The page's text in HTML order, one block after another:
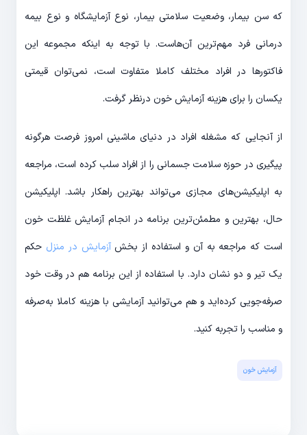
که سن بیمار، وضعیت سلامتی بیمار، نوع آزمایشگاه و نوع بیمه
درمانی فرد مهم‌ترین آن‌هاست. با توجه به اینکه مجموعه این
فاکتورها در افراد مختلف کاملا متفاوت است، نمی‌توان قیمتی
یکسان را برای هزینه آزمایش خون درنظر گرفت.
از آنجایی که مشغله افراد در دنیای ماشینی امروز فرصت هرگونه
پیگیری در حوزه سلامت جسمانی را از افراد سلب کرده است، مراجعه
به اپلیکیشن‌های مجازی می‌تواند بهترین راهکار باشد. اپلیکیشن
حال، بهترین و مطمئن‌ترین برنامه در انجام آزمایش غلظت خون
است که مراجعه به آن و استفاده از بخشآزمایش در منزل حکم
یک تیر و دو نشان دارد. با استفاده از این برنامه هم در وقت خود
صرفه‌جویی کرده‌اید و هم می‌توانید آزمایشی با هزینه کاملا به‌صرفه
و مناسب را تجربه کنید.
آزمایش خون